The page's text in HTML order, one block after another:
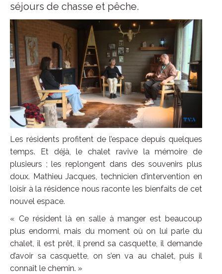
séjours de chasse et pêche.
Les résidents profitent de l’espace depuis quelques
temps. Et déjà, le chalet ravive la mémoire de
plusieurs ; les replongent dans des souvenirs plus
doux. Mathieu Jacques, technicien d’intervention en
loisir à la résidence nous raconte les bienfaits de cet
nouvel espace.
« Ce résident là en salle à manger est beaucoup
plus endormi, mais du moment où on lui parle du
chalet, il est prêt, il prend sa casquette, il demande
d’avoir sa casquette, on s’en va au chalet, puis il
connaît le chemin. »